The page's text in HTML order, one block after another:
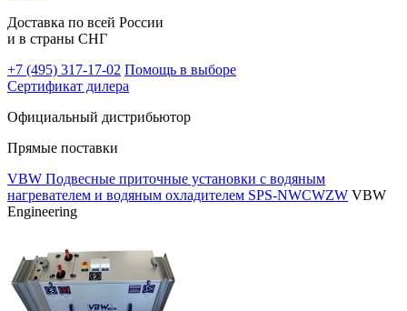
Доставка по всей России
и в страны СНГ
+7 (495) 317-17-02 Помощь в выборе
Сертификат дилера
Официальный дистрибьютор
Прямые поставки
VBW Подвесные приточные установки с водяным
нагревателем и водяным охладителем SPS-NWCWZW VBW
Engineering